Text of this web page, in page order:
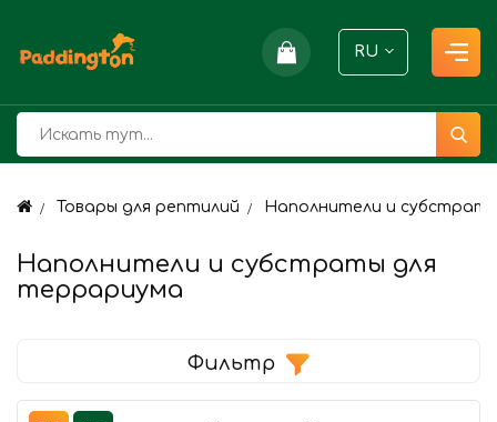
RU
Товары для рептилий Наполнители и
Наполнители и субстраты для
террариума
Фильтр